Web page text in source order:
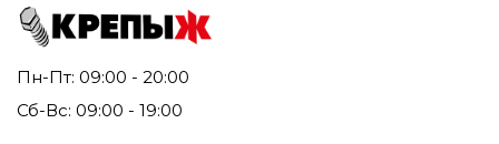
Пн-Пт: 09:00 - 20:00
Сб-Вс: 09:00 - 19:00